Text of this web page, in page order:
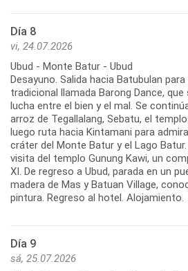
Día 8
vi, 24.07.2026
Ubud - Monte Batur - Ubud
Desayuno. Salida hacia Batubulan
tradicional llamada Barong Dance,
lucha entre el bien y el mal. Se
arroz de Tegallalang, Sebatu, el
luego ruta hacia Kintamani para
cráter del Monte Batur y el Lago
visita del templo Gunung Kawi, un
XI. De regreso a Ubud, parada en un
madera de Mas y Batuan Village,
pintura. Regreso al hotel. Alojamiento.
Día 9
sá, 25.07.2026